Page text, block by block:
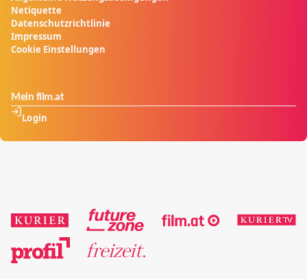
Netiquette
Datenschutzrichtlinie
Impressum
Cookie Einstellungen
Mein film.at
Login